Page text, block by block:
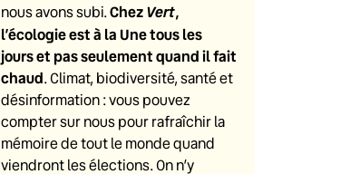
nous avons subi. ChezVert,
l’écologie est à la Une tous les
jours et pas seulement quand il fait
chaud. Climat, biodiversité, santé et
désinformation : vous pouvez
compter sur nous pour rafraîchir la
mémoire de tout le monde quand
viendront les élections. On n’y